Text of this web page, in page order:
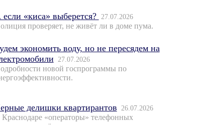
«киса» выберется? 27.07.2026
проверяет, не живёт ли в доме пума.
экономить воду, но не пересядем на
27.07.2026
новой госпрограммы по
делишки квартирантов 26.07.2026
«операторы» телефонных